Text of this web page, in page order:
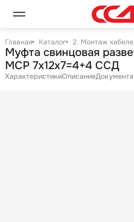
Главная Каталог 2. Монтаж
Муфта свинцовая
МСР 7х12х7=4+4 ССД
ХарактеристикиОписание